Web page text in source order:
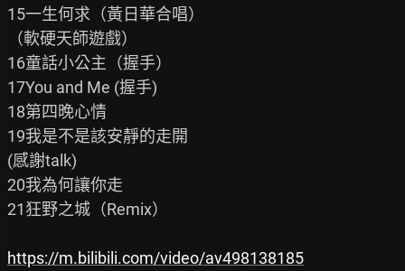
15一生何求（黃日華合唱）
（軟硬天師遊戲）
16童話小公主（握手）
17You and Me (握手)
18第四晚心情
19我是不是該安靜的走開
(感謝talk)
20我為何讓你走
21狂野之城（Remix）
https://m.bilibili.com/video/av498138185